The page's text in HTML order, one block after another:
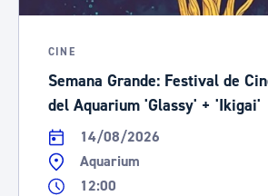
CINE
Semana Grande: Festival de
del Aquarium 'Glassy' + 'Ikigai'
14/08/2026
Aquarium
12:00